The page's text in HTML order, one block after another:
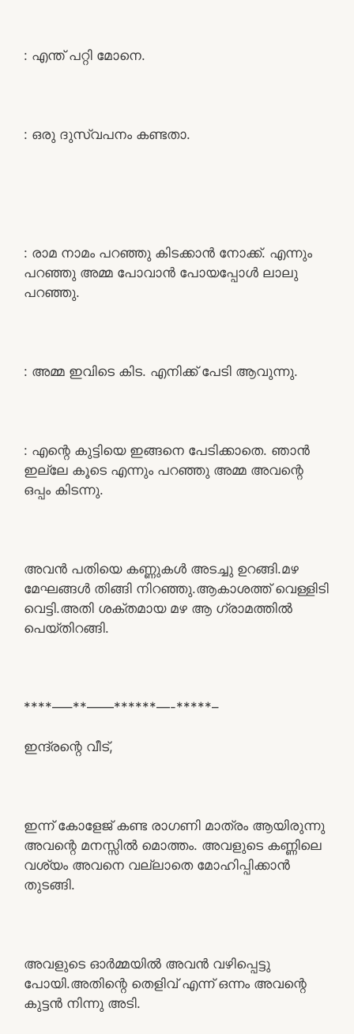
: എന്ത് പറ്റി മോനെ.
: ഒരു ദുസ്വപനം കണ്ടതാ.
: രാമ നാമം പറഞ്ഞു കിടക്കാൻ നോക്ക്. എന്നും
പറഞ്ഞു അമ്മ പോവാൻ പോയപ്പോൾ ലാലു
പറഞ്ഞു.
: അമ്മ ഇവിടെ കിട. എനിക്ക് പേടി ആവുന്നു.
: എന്റെ കുട്ടിയെ ഇങ്ങനെ പേടിക്കാതെ. ഞാൻ
ഇല്ലേ കൂടെ എന്നും പറഞ്ഞു അമ്മ അവന്റെ
ഒപ്പം കിടന്നു.
അവൻ പതിയെ കണ്ണുകൾ അടച്ചു ഉറങ്ങി.മഴ
മേഘങ്ങൾ തിങ്ങി നിറഞ്ഞു.ആകാശത്ത് വെള്ളിടി
വെട്ടി.അതി ശക്തമായ മഴ ആ ഗ്രാമത്തിൽ
പെയ്തിറങ്ങി.
****—–**——******—-*****–
ഇന്ദ്രന്റെ വീട്,
ഇന്ന് കോളേജ് കണ്ട രാഗണി മാത്രം ആയിരുന്നു
അവന്റെ മനസ്സിൽ മൊത്തം. അവളുടെ കണ്ണിലെ
വശ്യം അവനെ വല്ലാതെ മോഹിപ്പിക്കാൻ
തുടങ്ങി.
അവളുടെ ഓർമ്മയിൽ അവൻ വഴിപ്പെട്ടു
പോയി.അതിന്റെ തെളിവ് എന്ന് ഒന്നം അവന്റെ
കുട്ടൻ നിന്നു അടി.